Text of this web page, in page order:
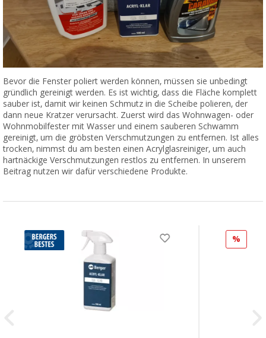
Bevor die Fenster poliert werden können, müssen sie unbedingt
gründlich gereinigt werden. Es ist wichtig, dass die Fläche komplett
sauber ist, damit wir keinen Schmutz in die Scheibe polieren, der
dann neue Kratzer verursacht. Zuerst wird das Wohnwagen- oder
Wohnmobilfester mit Wasser und einem sauberen Schwamm
gereinigt, um die gröbsten Verschmutzungen zu entfernen. Ist alles
trocken, nimmst du am besten einen Acrylglasreiniger, um auch
hartnäckige Verschmutzungen restlos zu entfernen. In unserem
Beitrag nutzen wir dafür verschiedene Produkte.
%